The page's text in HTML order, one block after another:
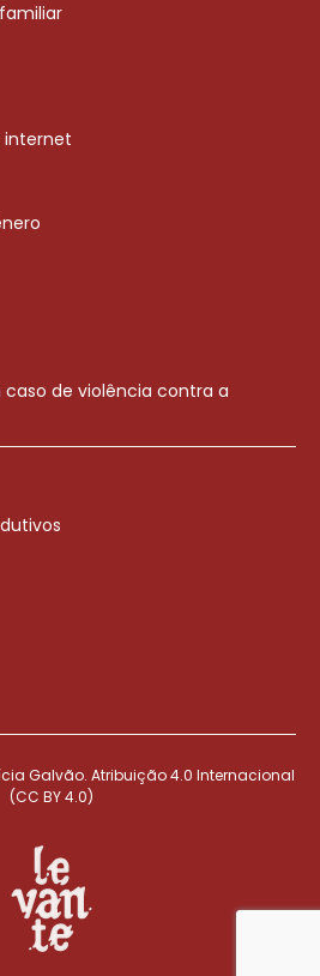
internet
de violência contra a
Galvão. Atribuição 4.0 Internacional
(CC BY 4.0)